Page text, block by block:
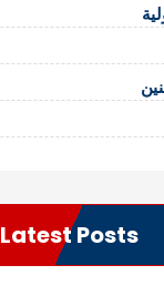
Latest Posts